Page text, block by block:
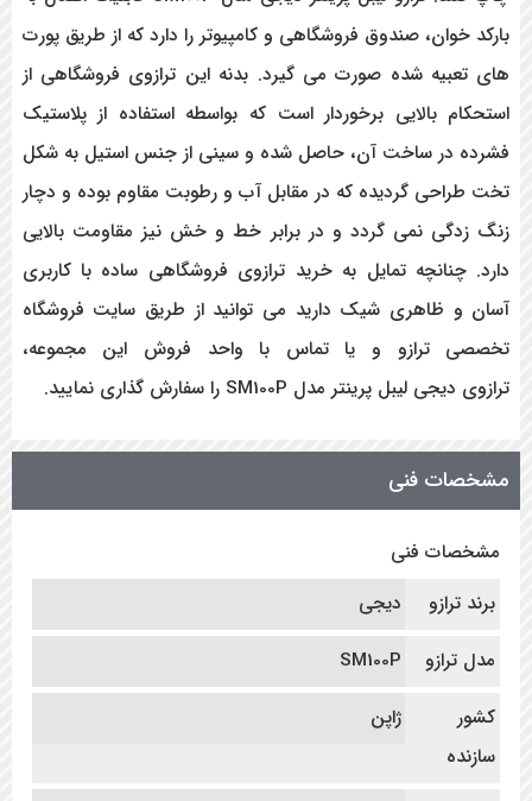
بارکد خوان، صندوق فروشگاهی و کامپیوتر را دارد که از طریق پورت
های تعبیه شده صورت می گیرد. بدنه این ترازوی فروشگاهی از
استحکام بالایی برخوردار است که بواسطه استفاده از پلاستیک
فشرده در ساخت آن، حاصل شده و سینی از جنس استیل به شکل
تخت طراحی گردیده که در مقابل آب و رطوبت مقاوم بوده و دچار
زنگ زدگی نمی گردد و در برابر خط و خش نیز مقاومت بالایی
دارد. چنانچه تمایل به خرید ترازوی فروشگاهی ساده با کاربری
آسان و ظاهری شیک دارید می توانید از طریق سایت فروشگاه
تخصصی ترازو و یا تماس با واحد فروش این مجموعه،
ترازوی دیجی لیبل پرینتر مدل SM100P را سفارش گذاری نمایید.
مشخصات فنی
مشخصات فنی
برند ترازو
دیجی
مدل ترازو
SM100P
کشور
سازنده
ژاپن